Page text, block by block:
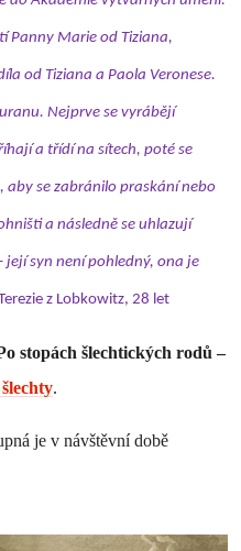
Panny Marie od Tiziana,
od Tiziana a Paola Veronese.
Nejprve se vyrábějí
a třídí na sítech, poté se
aby se zabránilo praskání nebo
a následně se uhlazují
její syn není pohledný, ona je
z Lobkowitz, 28 let
stopách šlechtických rodů –
.
je v návštěvní době